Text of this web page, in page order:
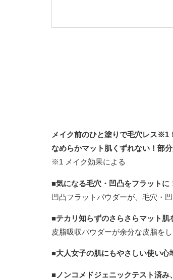
メイク前のひと塗りで毛穴レス※1
なめらかマット肌くずれない！部
※1 メイク効果による
■気になる毛穴・凹凸をフラットに
凹凸フラットパウダーが、毛穴・
■テカリ知らずのさらさらマット肌
皮脂吸収パウダーが余分な皮脂を
■大人女子の肌にもやさしい使い心
■ノンコメドジェニックテスト済